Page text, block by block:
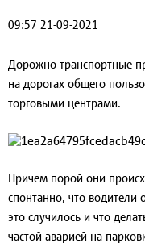
09:57 21-09-2021
Дорожно-транспортные
на дорогах общего
торговыми центрами.
Причем порой они
спонтанно, что водители
это случилось и что
частой аварией на